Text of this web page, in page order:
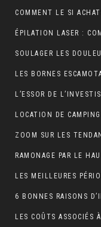
COMMENT LE SI
ÉPILATION LASER :
SOULAGER LES